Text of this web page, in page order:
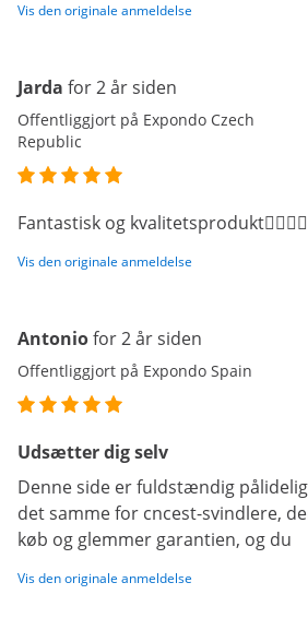
Vis den originale anmeldelse
Jarda for 2 år siden
Offentliggjort på Expondo Czech
Republic
Fantastisk og
Vis den originale anmeldelse
Antoniofor 2 år siden
Offentliggjort på Expondo Spain
Udsætter dig selv
Denne side er fuldstændig
det samme for cncest-svindlere,
køb og glemmer garantien, og du
Vis den originale anmeldelse